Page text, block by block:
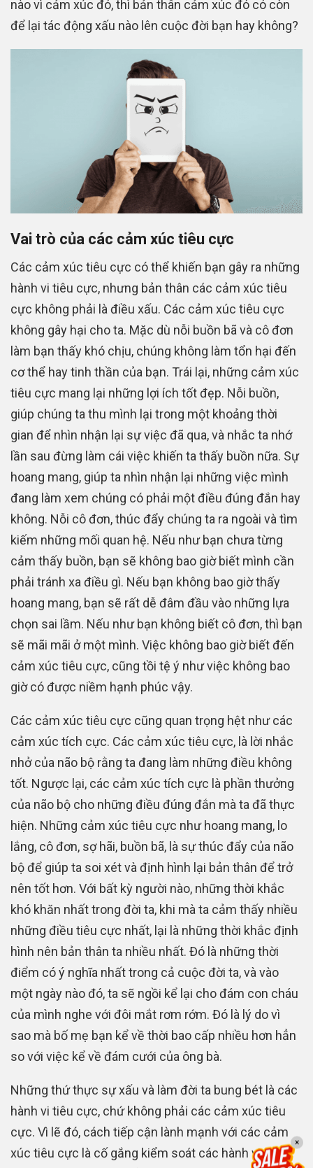
nào vì cảm xúc đó, thì bản thân cảm xúc đó có còn
để lại tác động xấu nào lên cuộc đời bạn hay không?
Vai trò của các cảm xúc tiêu cực
Các cảm xúc tiêu cực có thể khiến bạn gây ra những
hành vi tiêu cực, nhưng bản thân các cảm xúc tiêu
cực không phải là điều xấu. Các cảm xúc tiêu cực
không gây hại cho ta. Mặc dù nỗi buồn bã và cô đơn
làm bạn thấy khó chịu, chúng không làm tổn hại đến
cơ thể hay tinh thần của bạn. Trái lại, những cảm xúc
tiêu cực mang lại những lợi ích tốt đẹp. Nỗi buồn,
giúp chúng ta thu mình lại trong một khoảng thời
gian để nhìn nhận lại sự việc đã qua, và nhắc ta nhớ
lần sau đừng làm cái việc khiến ta thấy buồn nữa. Sự
hoang mang, giúp ta nhìn nhận lại những việc mình
đang làm xem chúng có phải một điều đúng đắn hay
không. Nỗi cô đơn, thúc đẩy chúng ta ra ngoài và tìm
kiếm những mối quan hệ. Nếu như bạn chưa từng
cảm thấy buồn, bạn sẽ không bao giờ biết mình cần
phải tránh xa điều gì. Nếu bạn không bao giờ thấy
hoang mang, bạn sẽ rất dễ đâm đầu vào những lựa
chọn sai lầm. Nếu như bạn không biết cô đơn, thì bạn
sẽ mãi mãi ở một mình. Việc không bao giờ biết đến
cảm xúc tiêu cực, cũng tồi tệ ý như việc không bao
giờ có được niềm hạnh phúc vậy.
Các cảm xúc tiêu cực cũng quan trọng hệt như các
cảm xúc tích cực. Các cảm xúc tiêu cực, là lời nhắc
nhở của não bộ rằng ta đang làm những điều không
tốt. Ngược lại, các cảm xúc tích cực là phần thưởng
của não bộ cho những điều đúng đắn mà ta đã thực
hiện. Những cảm xúc tiêu cực như hoang mang, lo
lắng, cô đơn, sợ hãi, buồn bã, là sự thúc đẩy của não
bộ để giúp ta soi xét và định hình lại bản thân để trở
nên tốt hơn. Với bất kỳ người nào, những thời khắc
khó khăn nhất trong đời ta, khi mà ta cảm thấy nhiều
những điều tiêu cực nhất, lại là những thời khắc định
hình nên bản thân ta nhiều nhất. Đó là những thời
điểm có ý nghĩa nhất trong cả cuộc đời ta, và vào
một ngày nào đó, ta sẽ ngồi kể lại cho đám con cháu
của mình nghe với đôi mắt rơm rớm. Đó là lý do vì
sao mà bố mẹ bạn kể về thời bao cấp nhiều hơn hẳn
so với việc kể về đám cưới của ông bà.
Những thứ thực sự xấu và làm đời ta bung bét là các
hành vi tiêu cực, chứ không phải các cảm xúc tiêu
cực. Vì lẽ đó, cách tiếp cận lành mạnh với các cảm
xúc tiêu cực là cố gắng kiểm soát các hành vi tiêu
×